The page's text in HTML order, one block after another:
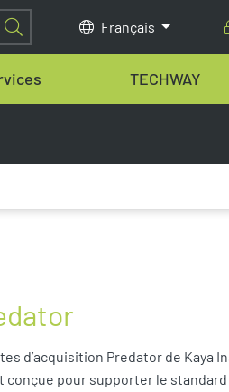
Français
TECHWAY
d’acquisition Predator de Kaya
pour supporter le standard